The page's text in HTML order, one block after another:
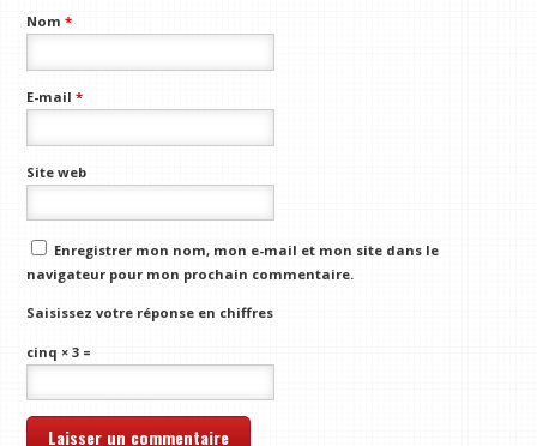
Nom*
E-mail*
Site web
Enregistrer mon nom, mon e-mail et mon site dans le
navigateur pour mon prochain commentaire.
Saisissez votre réponse en chiffres
cinq × 3 =